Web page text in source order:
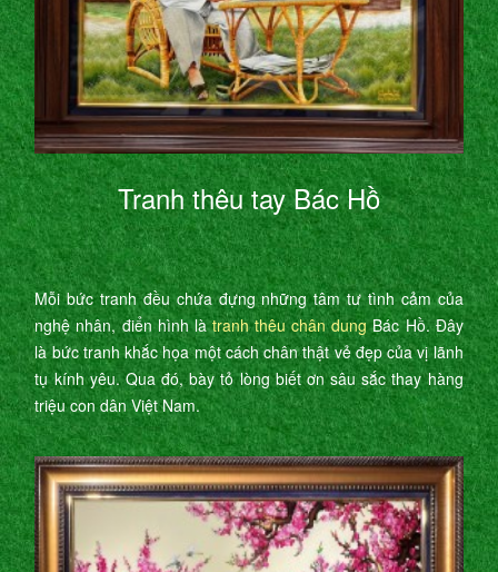
Tranh thêu tay Bác Hồ
Mỗi bức tranh đều chứa đựng những tâm tư tình cảm của
nghệ nhân, điển hình làtranh thêu chân dungBác Hồ. Đây
là bức tranh khắc họa một cách chân thật vẻ đẹp của vị lãnh
tụ kính yêu. Qua đó, bày tỏ lòng biết ơn sâu sắc thay hàng
triệu con dân Việt Nam.